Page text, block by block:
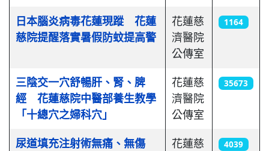
日本腦炎病毒花蓮現蹤 花蓮
慈院提醒落實暑假防蚊提高警
花蓮慈
濟醫院
公傳室
1164
三陰交一穴舒暢肝、腎、脾
經 花蓮慈院中醫部養生教學
「十總穴之婦科穴」
花蓮慈
濟醫院
公傳室
35673
尿道填充注射術無痛、無傷
花蓮慈
4039